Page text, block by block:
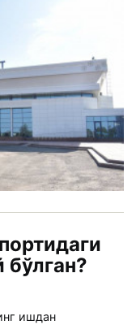
бўлган?
ишдан